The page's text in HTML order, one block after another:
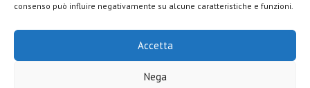
consenso può influire negativamente su alcune caratteristiche e funzioni.
Accetta
Nega